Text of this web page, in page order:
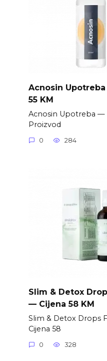
Acnosin
55 KM
Acnosin Upotreba —
Proizvod
0 284
Slim & Detox
— Cijena 58 KM
Slim & Detox Drops
Cijena 58
0 328